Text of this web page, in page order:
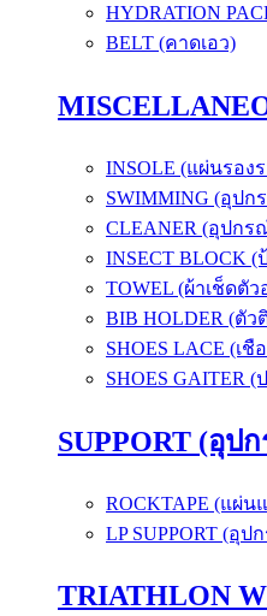
HYDRATION
BELT (คาดเอว)
INSOLE (แผ่นรอง
SWIMMING (อุปก
CLEANER (อุปก
INSECT BLOCK
TOWEL (ผ้าเช็ดตั
BIB HOLDER (ตัว
SHOES LACE (เชื
SHOES GAITER
SUPPORT (อุ
ROCKTAPE (แผ่น
LP SUPPORT (อุ
TRIATHLON